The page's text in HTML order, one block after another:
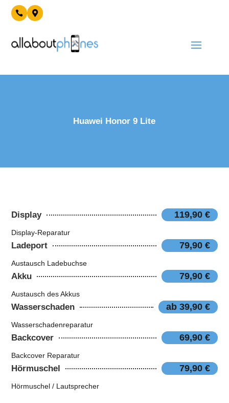
 
Huawei Honor 9 Lite
Display 119,90 €
Display-Reparatur
Ladeport 79,90 €
Austausch Ladebuchse
Akku 79,90 €
Austausch des Akkus
Wasserschaden ab 39,90 €
Wasserschadenreparatur
Backcover 69,90 €
Backcover Reparatur
Hörmuschel 79,90 €
Hörmuschel / Lautsprecher